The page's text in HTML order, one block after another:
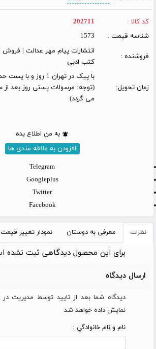
کد کالا :
202711
شناسه قیمت :
1573
فروشنده :
انتشارات پیام مهر عدالت | فروش
کتب ادبی
زمان تحویل:
(توجه: مرسولات پستی روز بعد
می گردد)
به من اطلاع بده
افزودن به علاقه مندی ها
Telegram
Googleplus
Twitter
Facebook
نظرات معرفی به دوستان نمودار تغییر قیمت
برای این محصول دیدگاهی ثبت نشده
ارسال دیدگاه
دیدگاه شما بعد از تایید توسط مدیریت در
نمایش داده خواهد شد
نام و نام خانوادگي :